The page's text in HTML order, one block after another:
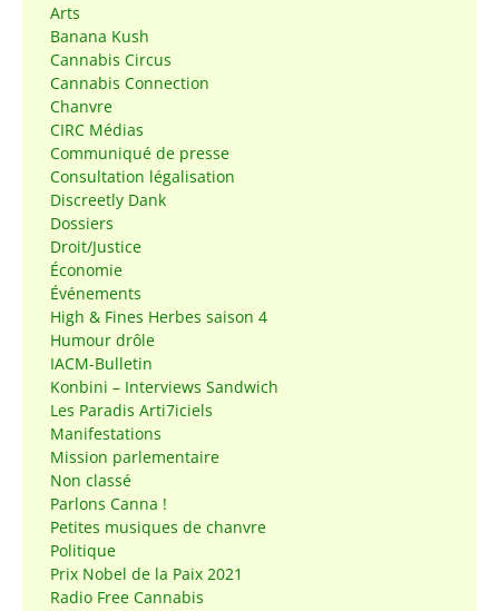
Arts
Banana Kush
Cannabis Circus
Cannabis Connection
Chanvre
CIRC Médias
Communiqué de presse
Consultation légalisation
Discreetly Dank
Dossiers
Droit/Justice
Économie
Événements
High & Fines Herbes saison 4
Humour drôle
IACM-Bulletin
Konbini – Interviews Sandwich
Les Paradis Arti7iciels
Manifestations
Mission parlementaire
Non classé
Parlons Canna !
Petites musiques de chanvre
Politique
Prix Nobel de la Paix 2021
Radio Free Cannabis